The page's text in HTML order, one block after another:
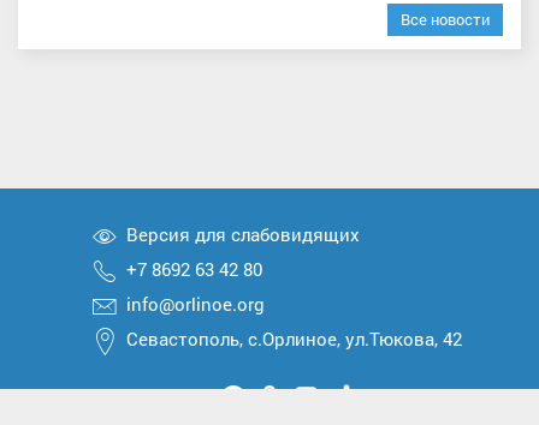
Все новости
Версия для слабовидящих
+7 8692 63 42 80
info@orlinoe.org
Севастополь, с.Орлиное, ул.Тюкова, 42
МыМыМыМыМы